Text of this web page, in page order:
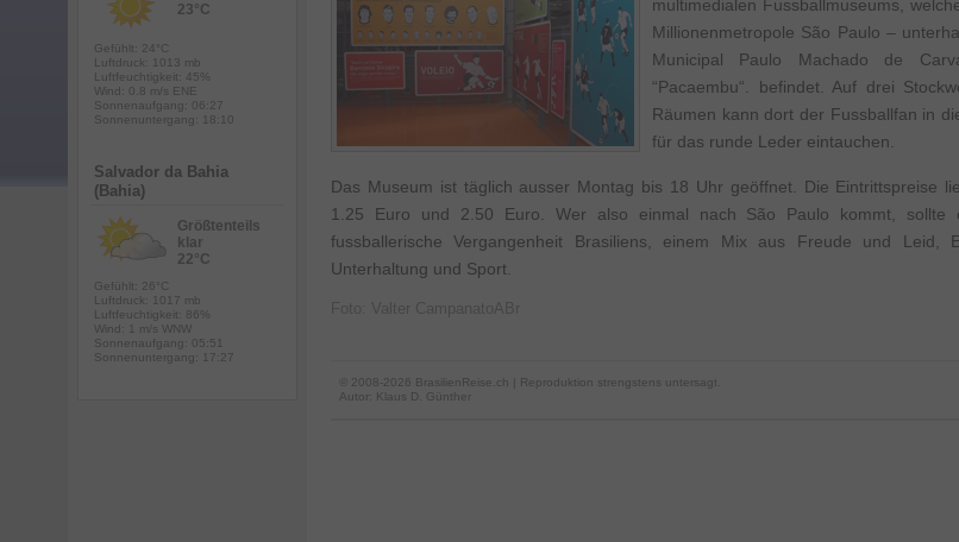
multimedialen Fussballmuseums,
Millionenmetropole São Paulo –
Municipal Paulo Machado de
“Pacaembu“. befindet. Auf drei
Räumen kann dort der Fussballfan in
für das runde Leder eintauchen.
Das Museum ist täglich ausser Montag bis 18 Uhr geöffnet. Die Eintrittspreise
1.25 Euro und 2.50 Euro. Wer also einmal nach São Paulo kommt, sollte
fussballerische Vergangenheit Brasiliens, einem Mix aus Freude und Leid,
Unterhaltung und Sport.
© 2008-2026 BrasilienReise.ch | Reproduktion strengstens untersagt.
Autor: Klaus D. Günther
23°C
Gefühlt: 24°C
Luftdruck: 1013 mb
Luftfeuchtigkeit: 45%
Wind: 0.8 m/s ENE
Sonnenaufgang: 06:27
Sonnenuntergang: 18:10
Salvador da Bahia
(Bahia)
Größtenteils
klar
22°C
Gefühlt: 26°C
Luftdruck: 1017 mb
Luftfeuchtigkeit: 86%
Wind: 1 m/s WNW
Sonnenaufgang: 05:51
Sonnenuntergang: 17:27